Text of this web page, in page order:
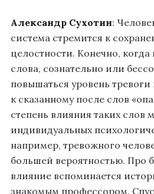
Александр Сухотин:
система стремится к
целостности. Конечно, когда
слова, сознательно или
повышаться уровень
к сказанному после слов
степень влияния таких слов
индивидуальных
например, тревожного
большей вероятностью. Про
влияние вспоминается
знакомым профессором.